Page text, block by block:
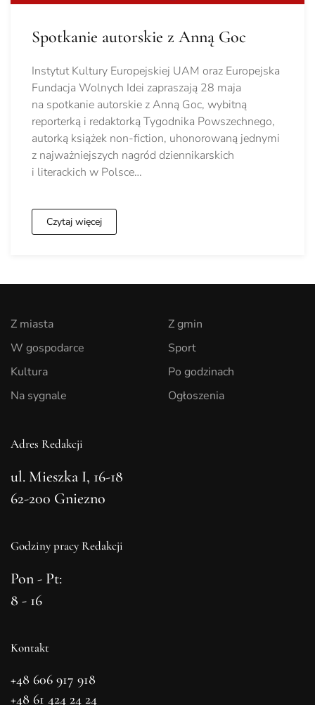
Spotkanie autorskie z Anną Goc
Instytut Kultury Europejskiej UAM oraz Europejska
Fundacja Wolnych Idei zapraszają 28 maja
na spotkanie autorskie z Anną Goc, wybitną
reporterką i redaktorką Tygodnika Powszechnego,
autorką książek non-fiction, uhonorowaną jednymi
z najważniejszych nagród dziennikarskich
i literackich w Polsce…
Czytaj więcej
Z miasta
W gospodarce
Kultura
Na sygnale
Z gmin
Sport
Po godzinach
Ogłoszenia
Adres Redakcji
ul. Mieszka I, 16-18
62-200 Gniezno
Godziny pracy Redakcji
Pon - Pt:
8 - 16
Kontakt
+48 606 917 918
+48 61 424 24 24